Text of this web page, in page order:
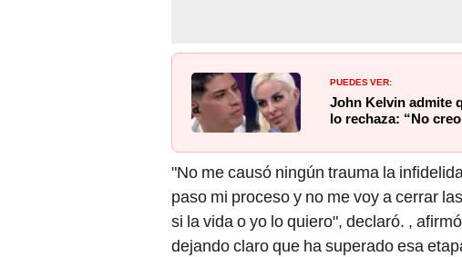
PUEDES VER:
John Kelvin admite
lo rechaza: “No
"No me causó ningún trauma la
paso mi proceso y no me voy a cerrar
si la vida o yo lo quiero", declaró. ,
dejando claro que ha superado esa